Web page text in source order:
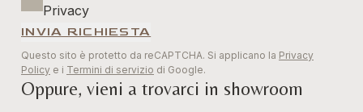
Privacy
INVIA RICHIESTA
Questo sito è protetto da reCAPTCHA. Si applicano la Privacy
Policy e i Termini di servizio di Google.
Oppure, vieni a trovarci in showroom